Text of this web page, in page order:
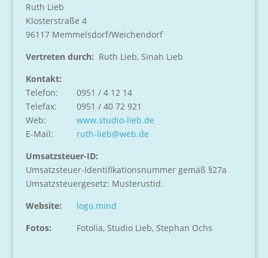
Ruth Lieb
Klosterstraße 4
96117 Memmelsdorf/Weichendorf
Vertreten durch: Ruth Lieb, Sinah Lieb
Kontakt:
Telefon:
0951 / 4 12 14
Telefax:
0951 / 40 72 921
Web:
www.studio-lieb.de
E-Mail:
ruth-lieb@web.de
Umsatzsteuer-ID:
Umsatzsteuer-Identifikationsnummer gemäß §27a
Umsatzsteuergesetz: Musterustid.
Website:
logo.mind
Fotos:
Fotolia, Studio Lieb, Stephan Ochs